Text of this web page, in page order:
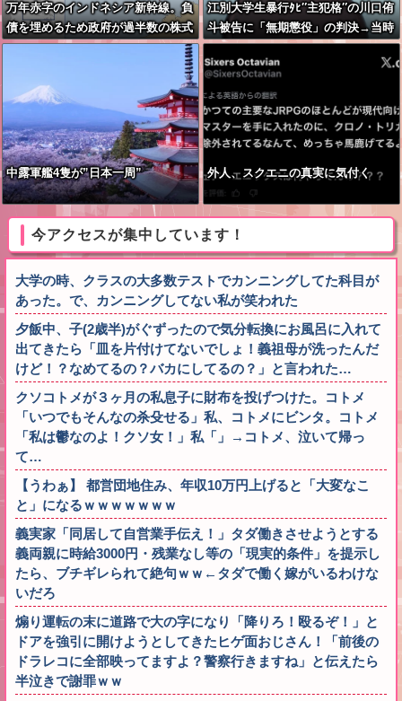
万年赤字のインドネシア新幹線。負
債を埋めるため政府が過半数の株式
を引き受ける
江別大学生暴行ﾀﾋ″主犯格″の川口侑
斗被告に「無期懲役」の判決→当時
17歳少年に「懲役30年」の判決
中露軍艦4隻が”日本一周” 外人、スクエニの真実に気付く
今アクセスが集中しています！
大学の時、クラスの大多数テストでカンニングしてた科目が
あった。で、カンニングしてない私が笑われた
夕飯中、子(2歳半)がぐずったので気分転換にお風呂に入れて
出てきたら「皿を片付けてないでしょ！義祖母が洗ったんだ
けど！？なめてるの？バカにしてるの？」と言われた…
クソコトメが３ヶ月の私息子に財布を投げつけた。コトメ
「いつでもそんなの杀殳せる」私、コトメにビンタ。コトメ
「私は鬱なのよ！クソ女！」私「」→コトメ、泣いて帰っ
て…
【うわぁ】 都営団地住み、年収10万円上げると「大変なこ
と」になるｗｗｗｗｗｗｗ
義実家「同居して自営業手伝え！」タダ働きさせようとする
義両親に時給3000円・残業なし等の「現実的条件」を提示し
たら、ブチギレられて絶句ｗｗ←タダで働く嫁がいるわけな
いだろ
煽り運転の末に道路で大の字になり「降りろ！殴るぞ！」と
ドアを強引に開けようとしてきたヒゲ面おじさん！「前後の
ドラレコに全部映ってますよ？警察行きますね」と伝えたら
半泣きで謝罪ｗｗ